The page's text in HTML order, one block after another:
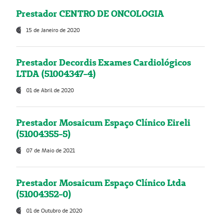
Prestador CENTRO DE ONCOLOGIA
15 de Janeiro de 2020
Prestador Decordis Exames Cardiológicos
LTDA (51004347-4)
01 de Abril de 2020
Prestador Mosaicum Espaço Clínico Eireli
(51004355-5)
07 de Maio de 2021
Prestador Mosaicum Espaço Clínico Ltda
(51004352-0)
01 de Outubro de 2020